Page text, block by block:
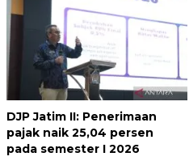
DJP Jatim II: Penerimaan
pajak naik 25,04 persen
pada semester I 2026
4